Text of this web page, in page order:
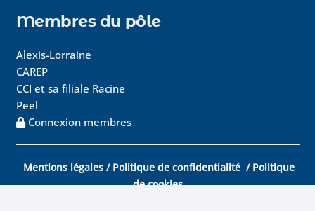
Membres du pôle
Alexis-Lorraine
CAREP
CCI et sa filiale Racine
Peel
Connexion membres
Mentions légales / Politique de confidentialité / Politique
de cookies